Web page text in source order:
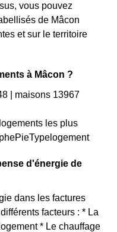
vous pouvez
de Mâcon
et sur le territoire
à Mâcon ?
| maisons 13967
les plus
d'énergie de
dans les factures
facteurs : * La
* Le chauffage